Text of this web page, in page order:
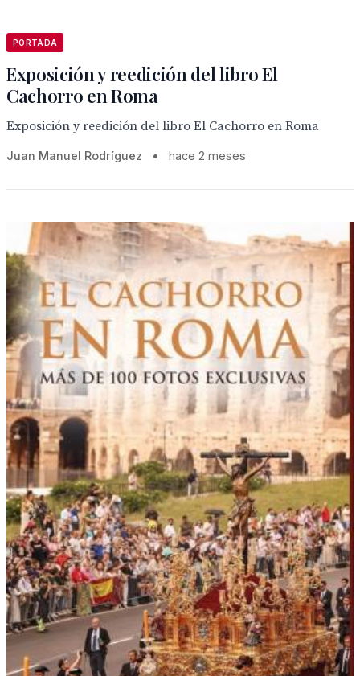
PORTADA
Exposición y reedición del libro El
Cachorro en Roma
Exposición y reedición del libro El Cachorro en Roma
Juan Manuel Rodríguez • hace 2 meses